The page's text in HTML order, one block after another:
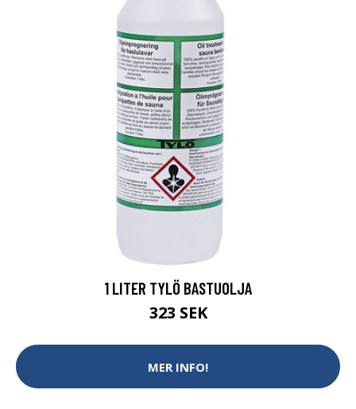
1 LITER TYLÖ BASTUOLJA
323 SEK
MER INFO!